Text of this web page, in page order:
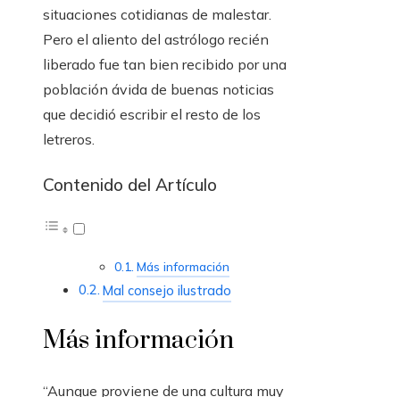
situaciones cotidianas de malestar.
Pero el aliento del astrólogo recién
liberado fue tan bien recibido por una
población ávida de buenas noticias
que decidió escribir el resto de los
letreros.
Contenido del Artículo
Más información
Mal consejo ilustrado
Más información
“Aunque proviene de una cultura muy